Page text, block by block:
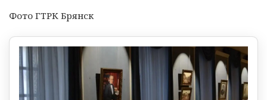
Фото ГТРК Брянск